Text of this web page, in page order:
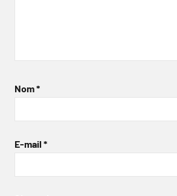
Nom*
E-mail *